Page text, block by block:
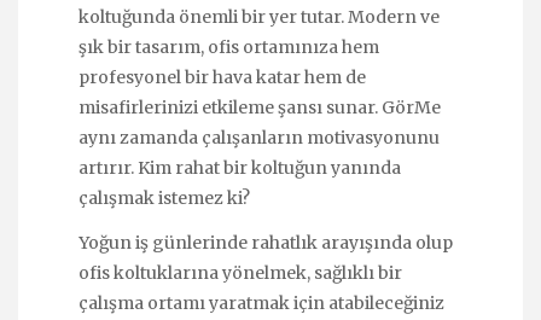
koltuğunda önemli bir yer tutar. Modern ve
şık bir tasarım, ofis ortamınıza hem
profesyonel bir hava katar hem de
misafirlerinizi etkileme şansı sunar. GörMe
aynı zamanda çalışanların motivasyonunu
artırır. Kim rahat bir koltuğun yanında
çalışmak istemez ki?
Yoğun iş günlerinde rahatlık arayışında olup
ofis koltuklarına yönelmek, sağlıklı bir
çalışma ortamı yaratmak için atabileceğiniz